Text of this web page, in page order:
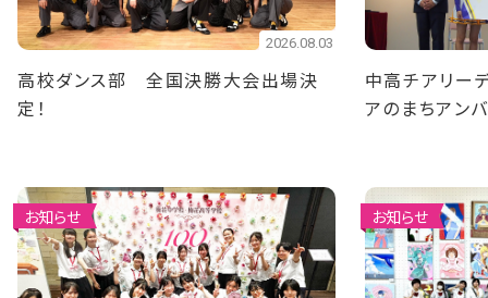
2026.08.03
高校ダンス部 全国決勝大会出場決
定！
中高チアリー
アのまちアン
お知らせ お知らせ